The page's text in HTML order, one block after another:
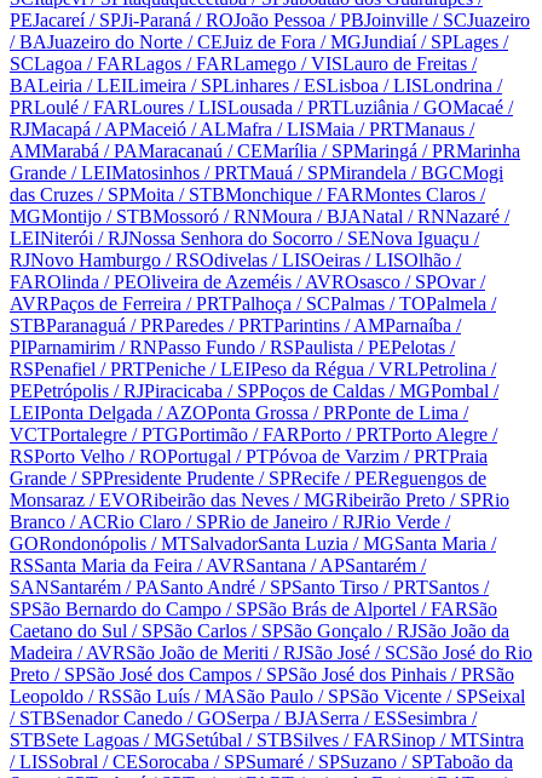
PEJacareí/ SPJi-Paraná / ROJoão Pessoa / PBJoinville / SCJuazeiro
/ BAJuazeiro do Norte / CEJuiz de Fora / MGJundiaí/ SPLages /
SCLagoa / FARLagos / FARLamego / VISLauro de Freitas /
BALeiria / LEILimeira / SPLinhares / ESLisboa / LISLondrina /
PRLoulé / FARLoures / LISLousada / PRTLuziânia / GOMacaé /
RJMacapá / APMaceió / ALMafra / LISMaia / PRTManaus /
AMMarabá / PAMaracanaú / CEMarília / SPMaringá / PRMarinha
Grande / LEIMatosinhos / PRTMauá / SPMirandela / BGCMogi
das Cruzes / SPMoita / STBMonchique / FARMontes Claros /
MGMontijo / STBMossoró / RNMoura / BJANatal / RNNazaré /
LEINiterói / RJNossa Senhora do Socorro / SENova Iguaçu /
RJNovo Hamburgo / RSOdivelas / LISOeiras / LISOlhão /
FAROlinda / PEOliveira de Azeméis / AVROsasco / SPOvar/
AVRPaços de Ferreira / PRTPalhoça / SCPalmas / TOPalmela /
STBParanaguá / PRParedes / PRTParintins / AMParnaíba /
PIParnamirim / RNPasso Fundo / RSPaulista / PEPelotas /
RSPenafiel / PRTPeniche / LEIPeso da Régua / VRLPetrolina /
PEPetrópolis / RJPiracicaba / SPPoços de Caldas / MGPombal /
LEIPonta Delgada / AZOPonta Grossa / PRPonte de Lima /
VCTPortalegre / PTGPortimão / FARPorto / PRTPorto Alegre /
RSPorto Velho / ROPortugal / PTPóvoa de Varzim / PRTPraia
Grande / SPPresidente Prudente / SPRecife / PEReguengos de
Monsaraz / EVORibeirão das Neves / MGRibeirão Preto / SPRio
Branco / ACRio Claro / SPRio de Janeiro / RJRio Verde /
GORondonópolis / MTSalvadorSanta Luzia / MGSanta Maria /
RSSanta Maria da Feira / AVRSantana / APSantarém /
SANSantarém / PASanto André / SPSanto Tirso / PRTSantos /
SPSão Bernardo do Campo / SPSão Brás de Alportel / FARSão
Caetano do Sul / SPSão Carlos / SPSão Gonçalo / RJSão João da
Madeira / AVRSão João de Meriti / RJSão José / SCSão José do Rio
Preto / SPSão José dos Campos / SPSão José dos Pinhais / PRSão
Leopoldo / RSSão Luís / MASão Paulo / SPSão Vicente / SPSeixal
/ STBSenador Canedo / GOSerpa / BJASerra / ESSesimbra /
STBSete Lagoas / MGSetúbal / STBSilves / FARSinop / MTSintra
/ LISSobral / CESorocaba / SPSumaré / SPSuzano / SPTaboão da